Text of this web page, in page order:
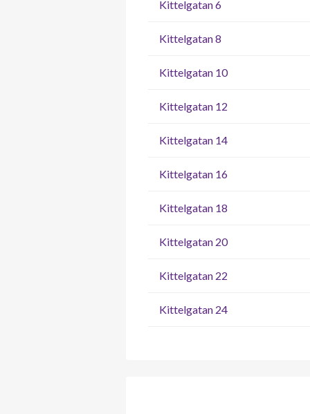
Kittelgatan 6
Kittelgatan 8
Kittelgatan 10
Kittelgatan 12
Kittelgatan 14
Kittelgatan 16
Kittelgatan 18
Kittelgatan 20
Kittelgatan 22
Kittelgatan 24